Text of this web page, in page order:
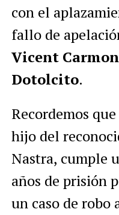
con el
fallo de
Vicent
Dotolcito.
Recordemos
hijo del
Nastra, cumple
años de prisión
un caso de robo